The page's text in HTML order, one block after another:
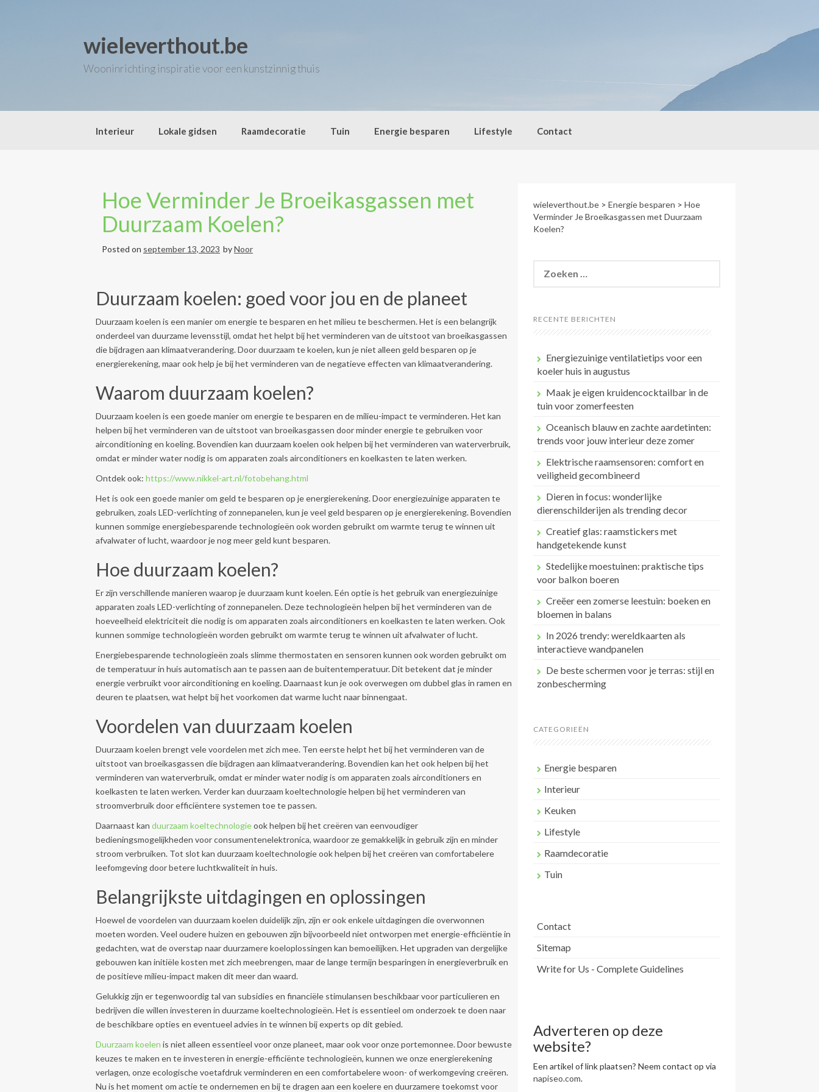
wieleverthout.be
Wooninrichting inspiratie voor een kunstzinnig thuis
Interieur Lokale gidsen Raamdecoratie Tuin Energie besparen Lifestyle Contact
Hoe Verminder Je Broeikasgassen met
Duurzaam Koelen?
Posted on september 13, 2023 byNoor
Duurzaam koelen: goed voor jou en de planeet
Duurzaam koelen is een manier om energie te besparen en het milieu te beschermen. Het is een belangrijk
onderdeel van duurzame levensstijl, omdat het helpt bij het verminderen van de uitstoot van broeikasgassen
die bijdragen aan klimaatverandering. Door duurzaam te koelen, kun je niet alleen geld besparen op je
energierekening, maar ook help je bij het verminderen van de negatieve effecten van klimaatverandering.
Waarom duurzaam koelen?
Duurzaam koelen is een goede manier om energie te besparen en de milieu-impact te verminderen. Het kan
helpen bij het verminderen van de uitstoot van broeikasgassen door minder energie te gebruiken voor
airconditioning en koeling. Bovendien kan duurzaam koelen ook helpen bij het verminderen van waterverbruik,
omdat er minder water nodig is om apparaten zoals airconditioners en koelkasten te laten werken.
Ontdek ook: https://www.nikkel-art.nl/fotobehang.html
Het is ook een goede manier om geld te besparen op je energierekening. Door energiezuinige apparaten te
gebruiken, zoals LED-verlichting of zonnepanelen, kun je veel geld besparen op je energierekening. Bovendien
kunnen sommige energiebesparende technologieën ook worden gebruikt om warmte terug te winnen uit
afvalwater of lucht, waardoor je nog meer geld kunt besparen.
Hoe duurzaam koelen?
Er zijn verschillende manieren waarop je duurzaam kunt koelen. Eén optie is het gebruik van energiezuinige
apparaten zoals LED-verlichting of zonnepanelen. Deze technologieën helpen bij het verminderen van de
hoeveelheid elektriciteit die nodig is om apparaten zoals airconditioners en koelkasten te laten werken. Ook
kunnen sommige technologieën worden gebruikt om warmte terug te winnen uit afvalwater of lucht.
Energiebesparende technologieën zoals slimme thermostaten en sensoren kunnen ook worden gebruikt om
de temperatuur in huis automatisch aan te passen aan de buitentemperatuur. Dit betekent dat je minder
energie verbruikt voor airconditioning en koeling. Daarnaast kun je ook overwegen om dubbel glas in ramen en
deuren te plaatsen, wat helpt bij het voorkomen dat warme lucht naar binnengaat.
Voordelen van duurzaam koelen
Duurzaam koelen brengt vele voordelen met zich mee. Ten eerste helpt het bij het verminderen van de
uitstoot van broeikasgassen die bijdragen aan klimaatverandering. Bovendien kan het ook helpen bij het
verminderen van waterverbruik, omdat er minder water nodig is om apparaten zoals airconditioners en
koelkasten te laten werken. Verder kan duurzaam koeltechnologie helpen bij het verminderen van
stroomverbruik door efficiëntere systemen toe te passen.
Daarnaast kan duurzaam koeltechnologieook helpen bij het creëren van eenvoudiger
bedieningsmogelijkheden voor consumentenelektronica, waardoor ze gemakkelijk in gebruik zijn en minder
stroom verbruiken. Tot slot kan duurzaam koeltechnologie ook helpen bij het creëren van comfortabelere
leefomgeving door betere luchtkwaliteit in huis.
Belangrijkste uitdagingen en oplossingen
Hoewel de voordelen van duurzaam koelen duidelijk zijn, zijn er ook enkele uitdagingen die overwonnen
moeten worden. Veel oudere huizen en gebouwen zijn bijvoorbeeld niet ontworpen met energie-efficiëntie in
gedachten, wat de overstap naar duurzamere koeloplossingen kan bemoeilijken. Het upgraden van dergelijke
gebouwen kan initiële kosten met zich meebrengen, maar de lange termijn besparingen in energieverbruik en
de positieve milieu-impact maken dit meer dan waard.
Gelukkig zijn er tegenwoordig tal van subsidies en financiële stimulansen beschikbaar voor particulieren en
bedrijven die willen investeren in duurzame koeltechnologieën. Het is essentieel om onderzoek te doen naar
de beschikbare opties en eventueel advies in te winnen bij experts op dit gebied.
Duurzaam koelen is niet alleen essentieel voor onze planeet, maar ook voor onze portemonnee. Door bewuste
keuzes te maken en te investeren in energie-efficiënte technologieën, kunnen we onze energierekening
verlagen, onze ecologische voetafdruk verminderen en een comfortabelere woon- of werkomgeving creëren.
Nu is het moment om actie te ondernemen en bij te dragen aan een koelere en duurzamere toekomst voor
wieleverthout.be >Energie besparen >Hoe
Verminder Je Broeikasgassen met Duurzaam
Koelen?
naar:
RECENTE BERICHTEN
Energiezuinige ventilatietips voor een
koeler huis in augustus
Maak je eigen kruidencocktailbar in de
tuin voor zomerfeesten
Oceanisch blauw en zachte aardetinten:
trends voor jouw interieur deze zomer
Elektrische raamsensoren: comfort en
veiligheid gecombineerd
Dieren in focus: wonderlijke
dierenschilderijen als trending decor
Creatief glas: raamstickers met
handgetekende kunst
Stedelijke moestuinen: praktische tips
voor balkon boeren
Creëer een zomerse leestuin: boeken en
bloemen in balans
In 2026 trendy: wereldkaarten als
interactieve wandpanelen
De beste schermen voor je terras: stijl en
zonbescherming
CATEGORIEËN
Energie besparen
Interieur
Keuken
Lifestyle
Raamdecoratie
Tuin
Contact
Sitemap
Write for Us - Complete Guidelines
Adverteren op deze
website?
Een artikel of link plaatsen? Neem contact op via
napiseo.com.